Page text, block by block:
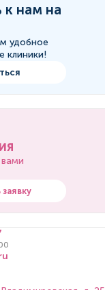
к нам на
удобное
клиники!